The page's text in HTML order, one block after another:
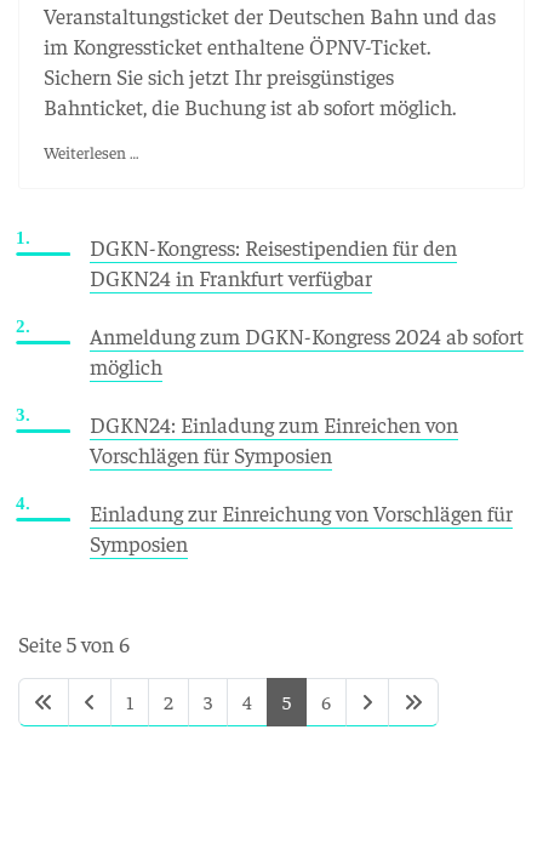
Veranstaltungsticket der Deutschen Bahn und das
im Kongressticket enthaltene ÖPNV-Ticket.
Sichern Sie sich jetzt Ihr preisgünstiges
Bahnticket, die Buchung ist ab sofort möglich.
Weiterlesen …
DGKN-Kongress: Reisestipendien für den
DGKN24 in Frankfurt verfügbar
Anmeldung zum DGKN-Kongress 2024 ab sofort
möglich
DGKN24: Einladung zum Einreichen von
Vorschlägen für Symposien
Einladung zur Einreichung von Vorschlägen für
Symposien
Seite 5 von 6
1 2 3 4 5 6